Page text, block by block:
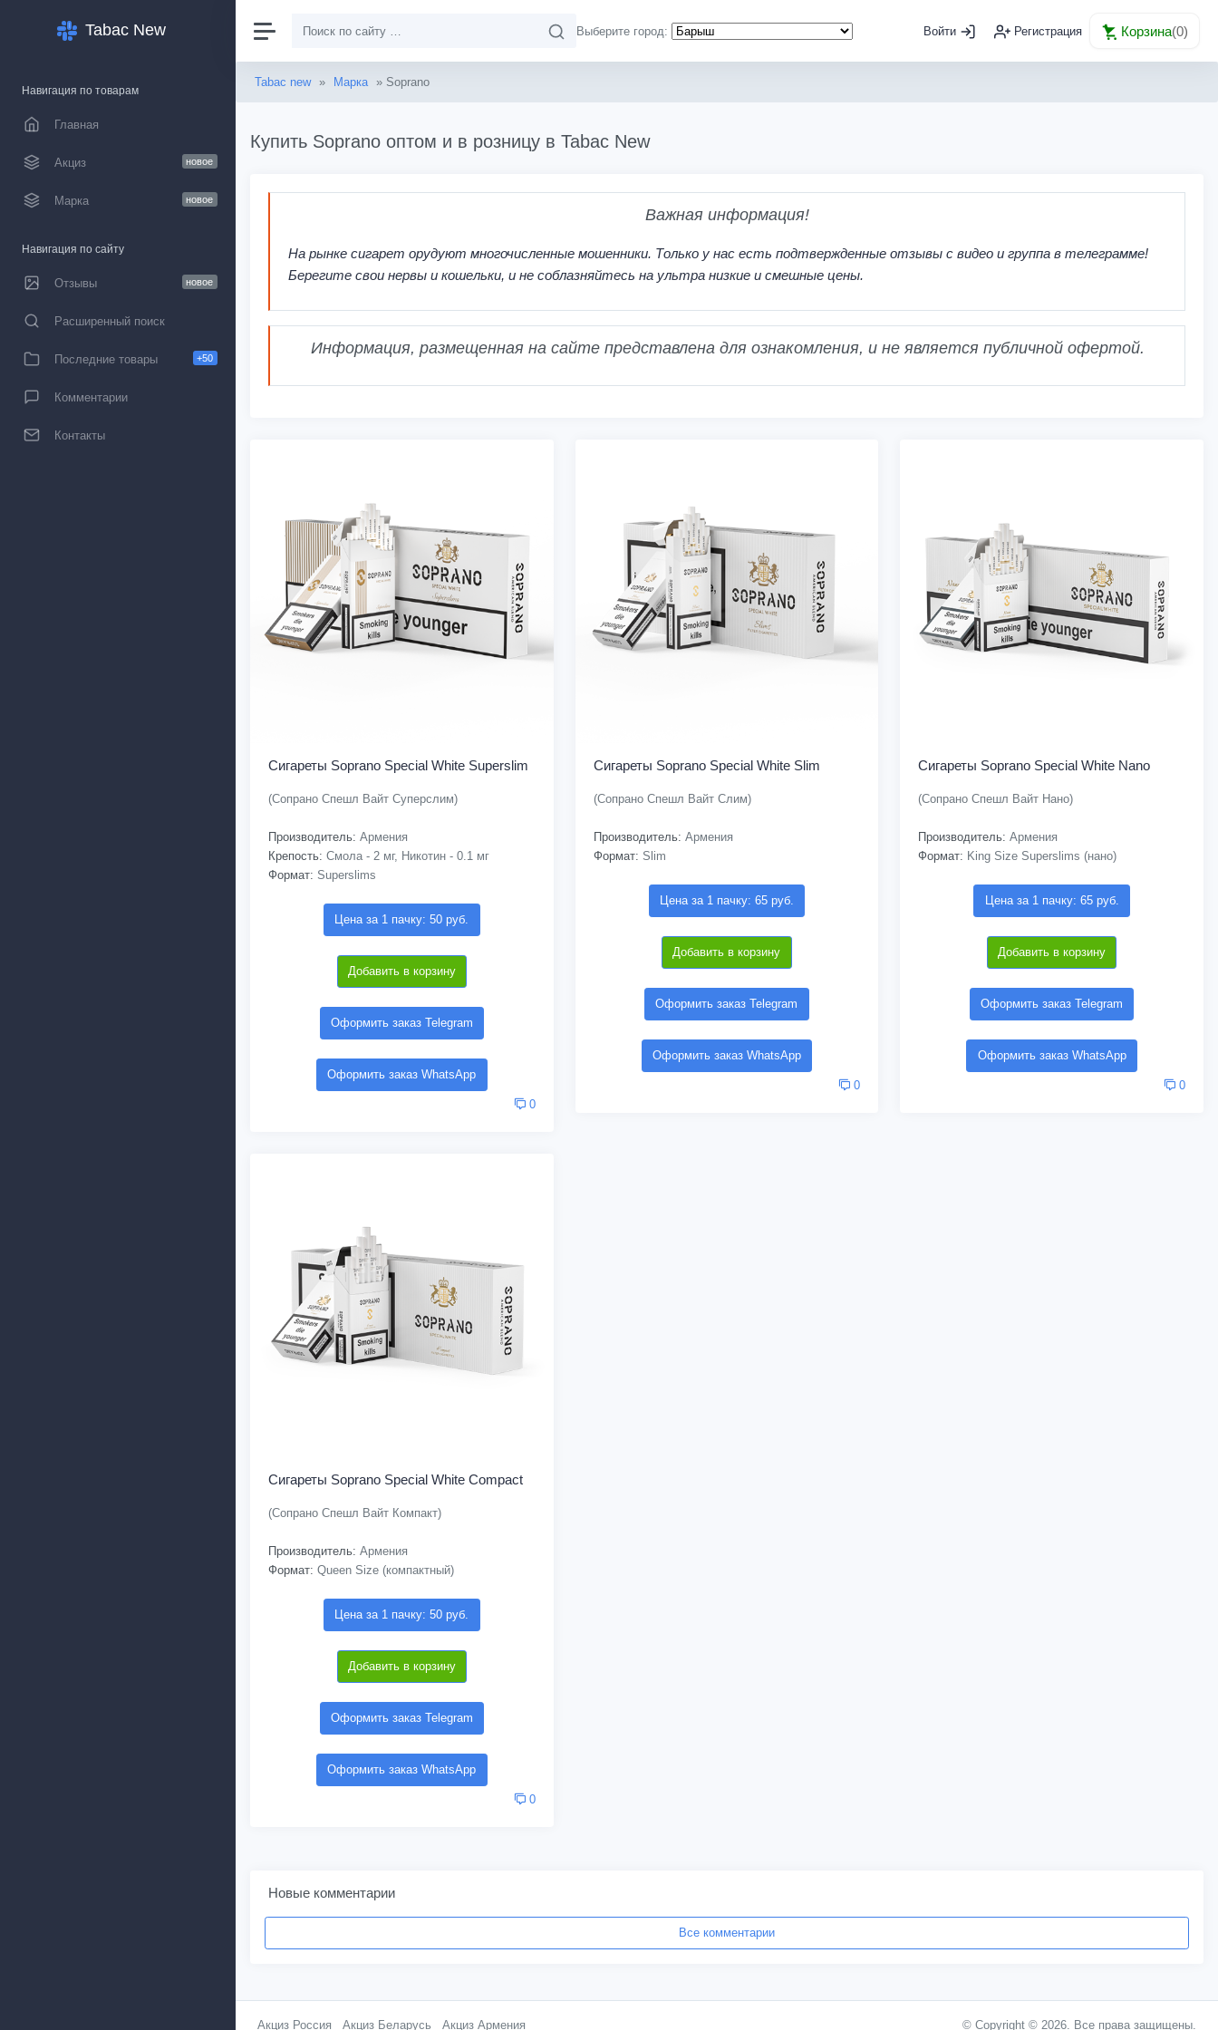
Tabac New
Навигация по товарам
Главная
Акциз новое
Марка новое
Навигация по сайту
Отзывы новое
Расширенный поиск
Последние товары +50
Комментарии
Контакты
Выберите город: Войти Регистрация Корзина(0)
Tabac new » Марка » Soprano
Купить Soprano оптом и в розницу в Tabac New
Важная информация!
На рынке сигарет орудуют многочисленные мошенники. Только у нас есть подтвержденные отзывы с видео и группа в телеграмме!
Берегите свои нервы и кошельки, и не соблазняйтесь на ультра низкие и смешные цены.
Информация, размещенная на сайте представлена для ознакомления, и не является публичной офертой.
Сигареты Soprano Special White Superslim
(Сопрано Спешл Вайт Суперслим)
Производитель: Армения
Крепость: Смола - 2 мг, Никотин - 0.1 мг
Формат: Superslims
Цена за 1 пачку: 50 руб.
Добавить в корзину
Оформить заказ Telegram
Оформить заказ WhatsApp
0
Сигареты Soprano Special White Slim
(Сопрано Спешл Вайт Слим)
Производитель: Армения
Формат: Slim
Цена за 1 пачку: 65 руб.
Добавить в корзину
Оформить заказ Telegram
Оформить заказ WhatsApp
0
Сигареты Soprano Special White Nano
(Сопрано Спешл Вайт Нано)
Производитель: Армения
Формат: King Size Superslims (нано)
Цена за 1 пачку: 65 руб.
Добавить в корзину
Оформить заказ Telegram
Оформить заказ WhatsApp
0
Сигареты Soprano Special White Compact
(Сопрано Спешл Вайт Компакт)
Производитель: Армения
Формат: Queen Size (компактный)
Цена за 1 пачку: 50 руб.
Добавить в корзину
Оформить заказ Telegram
Оформить заказ WhatsApp
0
Новые комментарии
Все комментарии
Акциз Россия Акциз Беларусь Акциз Армения © Copyright © 2026. Все права защищены.